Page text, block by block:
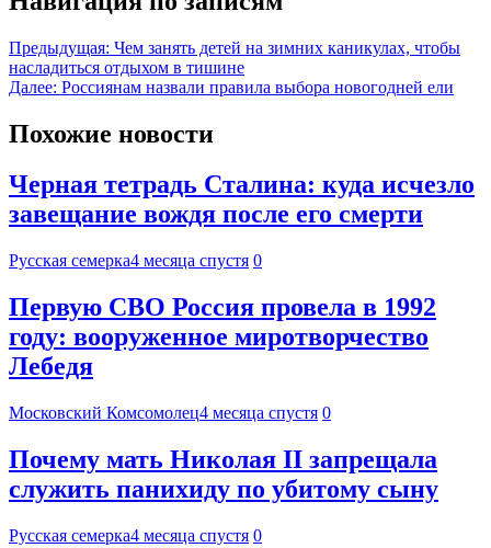
Предыдущая: Чем занять детей на зимних каникулах, чтобы
насладиться отдыхом в тишине
Далее: Россиянам назвали правила выбора новогодней ели
Похожие новости
Черная тетрадь Сталина: куда исчезло
завещание вождя после его смерти
Русская семерка4 месяца спустя 0
Первую СВО Россия провела в 1992
году: вооруженное миротворчество
Лебедя
Московский Комсомолец4 месяца спустя 0
Почему мать Николая II запрещала
служить панихиду по убитому сыну
Русская семерка4 месяца спустя 0